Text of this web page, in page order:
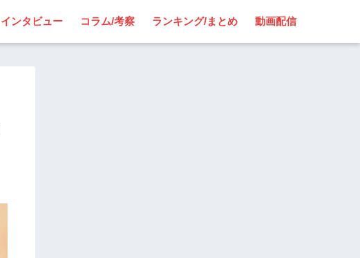
インタビュー コラム/考察 ランキング/まとめ 動画配信